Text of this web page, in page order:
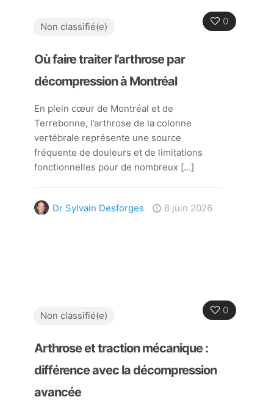
0
Non classifié(e)
Où faire traiter l’arthrose par
décompression à Montréal
En plein cœur de Montréal et de
Terrebonne, l’arthrose de la colonne
vertébrale représente une source
fréquente de douleurs et de limitations
fonctionnelles pour de nombreux[…]
Dr Sylvain Desforges 8 juin 2026
0
Non classifié(e)
Arthrose et traction mécanique :
différence avec la décompression
avancée